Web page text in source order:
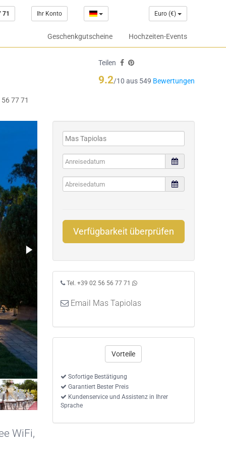
71 Ihr Konto Euro (€)
Geschenkgutscheine Hochzeiten-Events
77 71
Teilen
9.2/10 aus 549 Bewertungen
Verfügbarkeit überprüfen
Tel. +39 02 56 56 77 71
Email Mas Tapiolas
Vorteile
Sofortige Bestätigung
Garantiert Bester Preis
Kundenservice und Assistenz in Ihrer
Sprache
WiFi,